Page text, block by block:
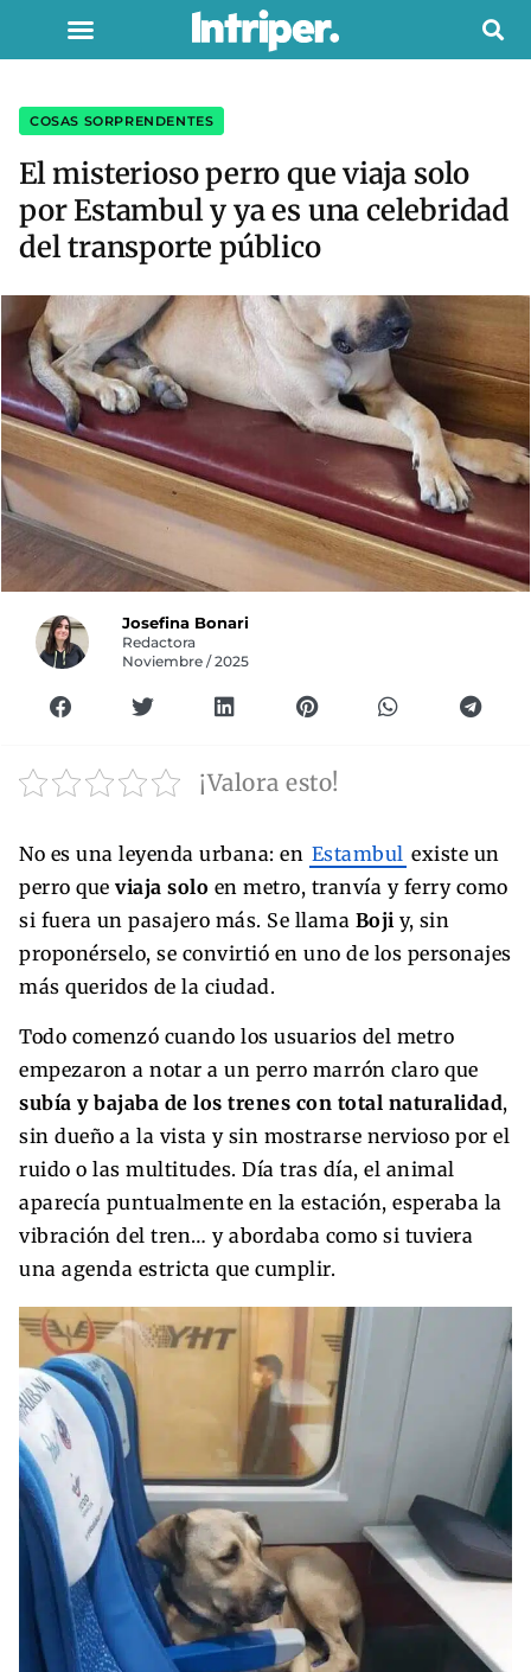
COSAS SORPRENDENTES
El misterioso perro que viaja solo
por Estambul y ya es una celebridad
del transporte público
Josefina Bonari
Redactora
Noviembre / 2025
¡Valora esto!
No es una leyenda urbana: en Estambul existe un
perro que viaja solo en metro, tranvía y ferry como
si fuera un pasajero más. Se llama Boji y, sin
proponérselo, se convirtió en uno de los personajes
más queridos de la ciudad.
Todo comenzó cuando los usuarios del metro
empezaron a notar a un perro marrón claro que
subía y bajaba de los trenes con total naturalidad,
sin dueño a la vista y sin mostrarse nervioso por el
ruido o las multitudes. Día tras día, el animal
aparecía puntualmente en la estación, esperaba la
vibración del tren… y abordaba como si tuviera
una agenda estricta que cumplir.